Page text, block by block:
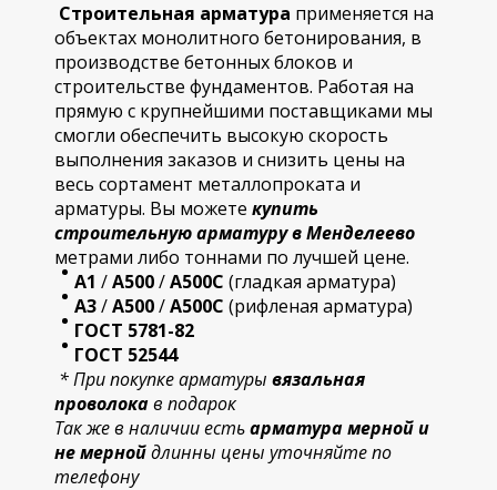
Строительная арматура применяется на
объектах монолитного бетонирования, в
производстве бетонных блоков и
строительстве фундаментов. Работая на
прямую с крупнейшими поставщиками мы
смогли обеспечить высокую скорость
выполнения заказов и снизить цены на
весь сортамент металлопроката и
арматуры. Вы можете купить
строительнуюарматуру в Менделеево
метрами либо тоннами по лучшей цене.
А1 /А500/А500С (гладкая арматура)
А3/А500/А500С (рифленая арматура)
ГОСТ 5781-82
ГОСТ 52544
* При покупке арматуры вязальная
проволокав подарок
Так же в наличии естьарматура мерной и
не мернойдлинны цены уточняйте по
телефону